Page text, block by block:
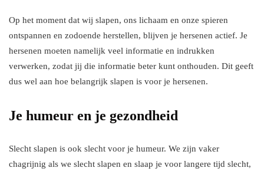
Op het moment dat wij slapen, ons lichaam en onze spieren
ontspannen en zodoende herstellen, blijven je hersenen actief. Je
hersenen moeten namelijk veel informatie en indrukken
verwerken, zodat jij die informatie beter kunt onthouden. Dit geeft
dus wel aan hoe belangrijk slapen is voor je hersenen.
Je humeur en je gezondheid
Slecht slapen is ook slecht voor je humeur. We zijn vaker
chagrijnig als we slecht slapen en slaap je voor langere tijd slecht,